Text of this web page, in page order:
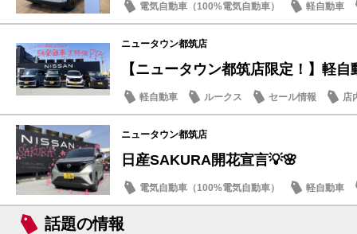
電気自動車（100%電気自動車）
軽自動車
話題の情報
ニュータウン都筑店
【ニュータウン都筑店限定！】軽
軽自動車 ルークス セール情報 店
ニュータウン都筑店
日産SAKURA開花宣言💡🌸
電気自動車（100%電気自動車）
軽自動車
話題の情報
話題の情報